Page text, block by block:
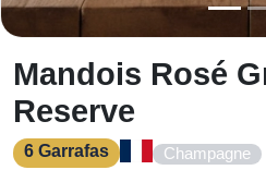
Mandois Rosé
Reserve
6 Garrafas Champagne